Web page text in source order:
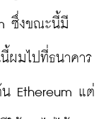
ซึ่งขณะนี้มี
ผมไปที่ธนาคาร
น Ethereum แต่